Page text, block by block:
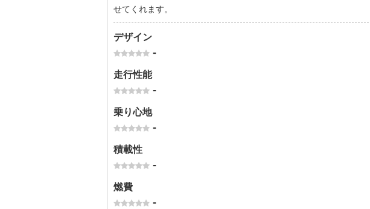
せてくれます。
デザイン
-
走行性能
-
乗り心地
-
積載性
-
燃費
-